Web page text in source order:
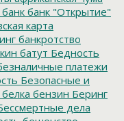
банк банк "Открытие"
карта
банкротство
батут Бедность
платежи
Безопасные и
белка бензин Беринг
дела